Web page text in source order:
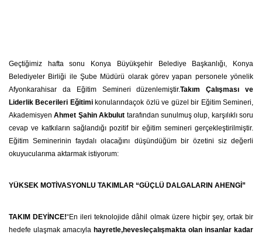
Geçtiğimiz hafta sonu Konya Büyükşehir Belediye Başkanlığı, Konya
Belediyeler Birliği ile Şube Müdürü olarak görev yapan personele yönelik
Afyonkarahisar da Eğitim Semineri düzenlemiştir.Takım Çalışması ve
Liderlik Becerileri Eğitimikonularındaçok özlü ve güzel bir Eğitim Semineri,
AkademisyenAhmet Şahin Akbulut tarafından sunulmuş olup, karşılıklı soru
cevap ve katkıların sağlandığı pozitif bir eğitim semineri gerçekleştirilmiştir.
Eğitim Seminerinin faydalı olacağını düşündüğüm bir özetini siz değerli
okuyucularıma aktarmak istiyorum:
YÜKSEK MOTİVASYONLU TAKIMLAR “GÜÇLÜ DALGALARIN AHENGİ”
TAKIM DEYİNCE!“En ileri teknolojide dâhil olmak üzere hiçbir şey, ortak bir
hedefe ulaşmak amacıyla hayretle,hevesleçalışmakta olan insanlar kadar